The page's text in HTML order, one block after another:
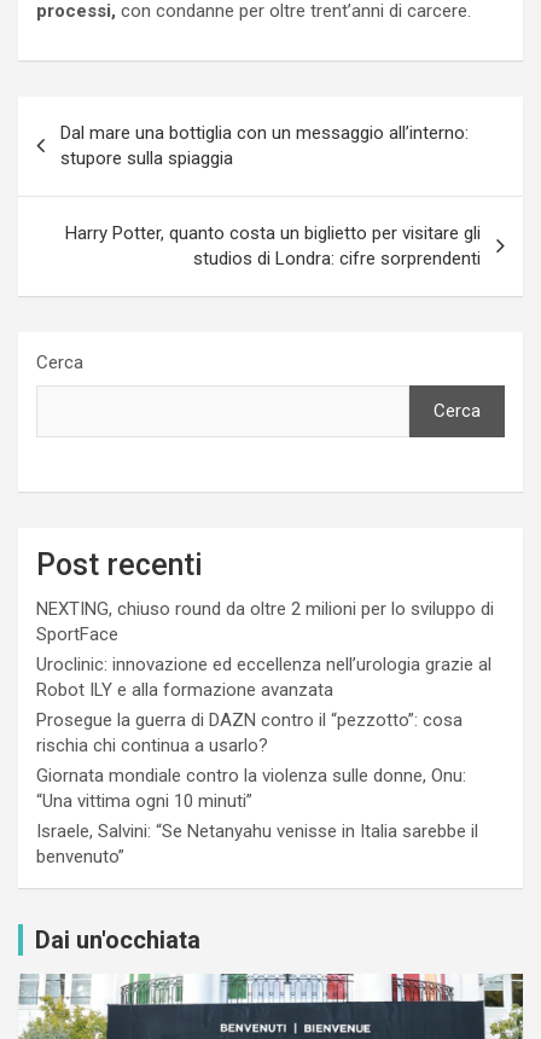
processi, con condanne per oltre trent’anni di carcere.
articoli
Dal mare una bottiglia con un messaggio all’interno:
stupore sulla spiaggia
Harry Potter, quanto costa un biglietto per visitare gli
studios di Londra: cifre sorprendenti
Cerca
Cerca
Post recenti
NEXTING, chiuso round da oltre 2 milioni per lo sviluppo di
SportFace
Uroclinic: innovazione ed eccellenza nell’urologia grazie al
Robot ILY e alla formazione avanzata
Prosegue la guerra di DAZN contro il “pezzotto”: cosa
rischia chi continua a usarlo?
Giornata mondiale contro la violenza sulle donne, Onu:
“Una vittima ogni 10 minuti”
Israele, Salvini: “Se Netanyahu venisse in Italia sarebbe il
benvenuto”
Dai un'occhiata